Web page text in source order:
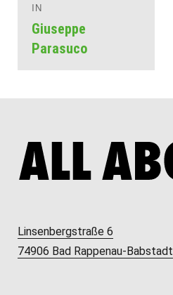
IN
Giuseppe
Parasuco
Linsenbergstraße 6
74906 Bad Rappenau-Babstadt